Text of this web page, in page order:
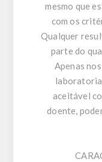
mesmo que
com os
Qualquer
parte do
Apenas
aceitável
doente,